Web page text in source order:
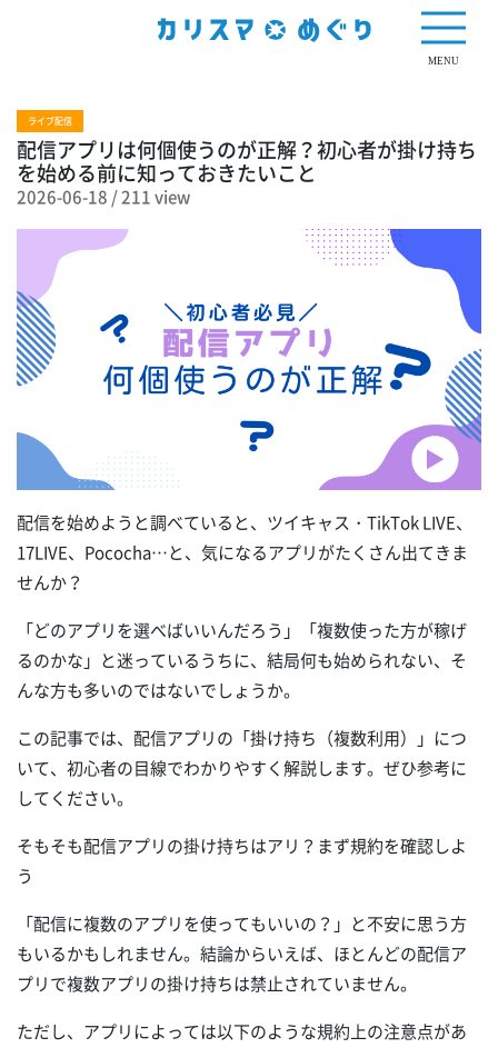
MENU
ライブ配信
配信アプリは何個使うのが正解？初心者が掛け持ち
を始める前に知っておきたいこと
2026-06-18 /211 view
配信を始めようと調べていると、ツイキャス・TikTok LIVE、
17LIVE、Pococha…と、気になるアプリがたくさん出てきま
せんか？
「どのアプリを選べばいいんだろう」「複数使った方が稼げ
るのかな」と迷っているうちに、結局何も始められない、そ
んな方も多いのではないでしょうか。
この記事では、配信アプリの「掛け持ち（複数利用）」につ
いて、初心者の目線でわかりやすく解説します。ぜひ参考に
してください。
そもそも配信アプリの掛け持ちはアリ？まず規約を確認しよ
う
「配信に複数のアプリを使ってもいいの？」と不安に思う方
もいるかもしれません。結論からいえば、ほとんどの配信ア
プリで複数アプリの掛け持ちは禁止されていません。
ただし、アプリによっては以下のような規約上の注意点があ